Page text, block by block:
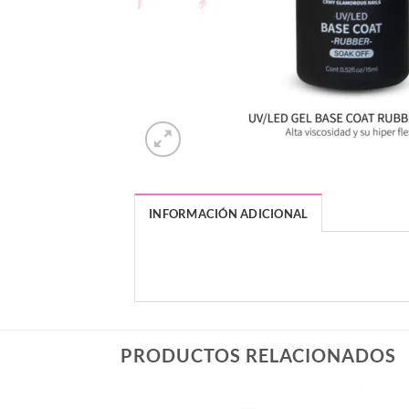
INFORMACIÓN ADICIONAL
PRODUCTOS RELACIONADOS